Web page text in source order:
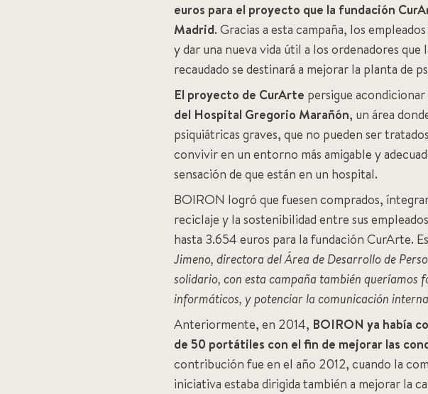
euros para el proyecto que la fundación
Madrid. Gracias a esta campaña, los
y dar una nueva vida útil a los ordenadores
recaudado se destinará a mejorar la planta de
El proyecto de CurArte persigue
del Hospital Gregorio Marañón, un área
psiquiátricas graves, que no pueden ser
convivir en un entorno más amigable y
sensación de que están en un hospital.
BOIRON logró que fuesen comprados,
reciclaje y la sostenibilidad entre sus
hasta 3.654 euros para la fundación CurArte.
Jimeno, directora del Área de Desarrollo de
solidario, con esta campaña también queríamos
informáticos, y potenciar la comunicación
Anteriormente, en 2014, BOIRON ya había
de 50 portátiles con el fin de mejorar las
contribución fue en el año 2012, cuando la
iniciativa estaba dirigida también a mejorar la